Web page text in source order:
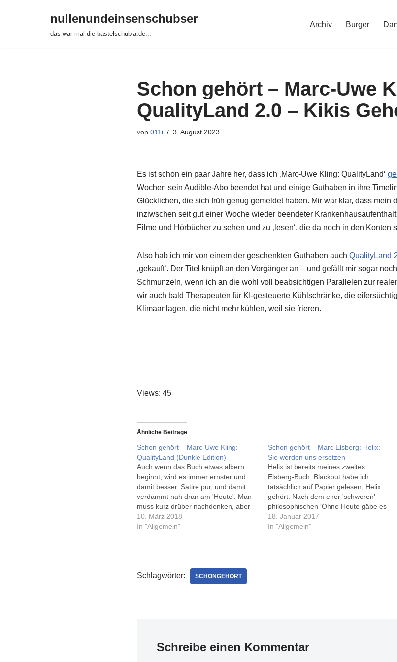
nullenundeinsenschubser
das war mal die bastelschubla.de...
Archiv Burger
Schon gehört – Marc-Uwe
QualityLand 2.0 – Kikis
von 011i 3. August 2023
Es ist schon ein paar Jahre her, dass ich ‚Marc-Uwe Kling: QualityLand‘
Wochen sein Audible-Abo beendet hat und einige Guthaben in ihre
Glücklichen, die sich früh genug gemeldet haben. Mir war klar, dass mein
inziwschen seit gut einer Woche wieder beendeter
Filme und Hörbücher zu sehen und zu ‚lesen‘, die da noch in den Konten
Also hab ich mir von einem der geschenkten Guthaben auch QualityLand
‚gekauft‘. Der Titel knüpft an den Vorgänger an – und gefällt mir sogar
Schmunzeln, wenn ich an die wohl voll beabsichtigen Parallelen zur
wir auch bald Therapeuten für KI-gesteuerte Kühlschränke, die
Klimaanlagen, die nicht mehr kühlen, weil sie frieren.
Views: 45
Ähnliche Beiträge
Schon gehört – Marc-Uwe Kling:
QualityLand (Dunkle Edition)
Auch wenn das Buch etwas albern
beginnt, wird es immer ernster und
damit besser. Satire pur, und damit
verdammt nah dran am 'Heute'. Man
muss kurz drüber nachdenken, aber
dann werden immer mehr teils
erschreckende Parallelen zur
10. März 2018
In "Allgemein"
Schon gehört – Marc Elsberg: Helix:
Sie werden uns ersetzen
Helix ist bereits meines zweites
Elsberg-Buch. Blackout habe ich
tatsächlich auf Papier gelesen, Helix
gehört. Nach dem eher 'schweren'
philosophischen 'Ohne Heute gäbe es
morgen kein Gestern' ist die
Geschichte um ein ganz besonderes
18. Januar 2017
In "Allgemein"
Schlagwörter: SCHONGEHÖRT
Schreibe einen Kommentar